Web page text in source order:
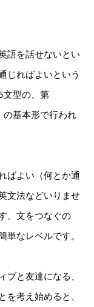
語を話せないとい
じればよいという
文型の、第
の基本形で行われ
ばよい（何とか通
文法などいりませ
。文をつなぐの
なレベルです。
と友達になる、
考え始めると、